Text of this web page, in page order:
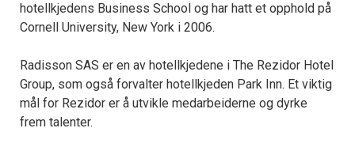
hotellkjedens Business School og har hatt et opphold på
Cornell University, New York i 2006.
Radisson SAS er en av hotellkjedene i The Rezidor Hotel
Group, som også forvalter hotellkjeden Park Inn. Et viktig
mål for Rezidor er å utvikle medarbeiderne og dyrke
frem talenter.